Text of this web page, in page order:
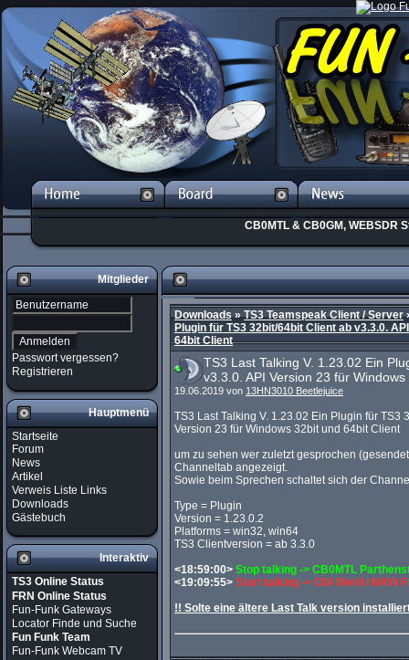
CB0MTL & CB0GM, WEBSDR
Mitglieder
Passwort vergessen?
Registrieren
Hauptmenü
Startseite
Forum
News
Artikel
Verweis Liste Links
Downloads
Gästebuch
Interaktiv
TS3 Online Status
FRN Online Status
Fun-Funk Gateways
Locator Finde und Suche
Fun Funk Team
Fun-Funk Webcam TV
Downloads»TS3 Teamspeak Client / Server
Plugin für TS3 32bit/64bit Client ab v3.3.0.
64bit Client
TS3 Last Talking V. 1.23.02 Ein
v3.3.0. API Version 23 für
19.06.2019 von 13HN3010 Beetlejuice
TS3 Last Talking V. 1.23.02 Ein Plugin für TS3
Version 23 für Windows 32bit und 64bit Client
um zu sehen wer zuletzt gesprochen
Channeltab angezeigt.
Sowie beim Sprechen schaltet sich der
Type = Plugin
Version = 1.23.0.2
Platforms = win32, win64
TS3 Clientversion = ab 3.3.0
<18:59:00> Stop talking -> CB0MTL
<19:09:55> Start talking -> GW Wiehl / NRW
!! Solte eine ältere Last Talk version